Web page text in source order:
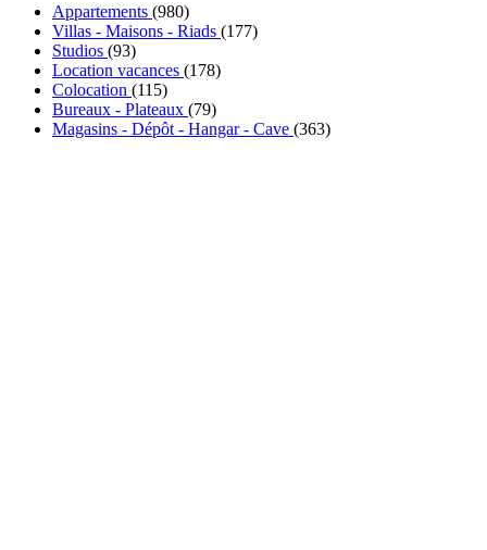
Appartements (980)
Villas - Maisons - Riads (177)
Studios (93)
Location vacances (178)
Colocation (115)
Bureaux - Plateaux (79)
Magasins - Dépôt - Hangar - Cave (363)